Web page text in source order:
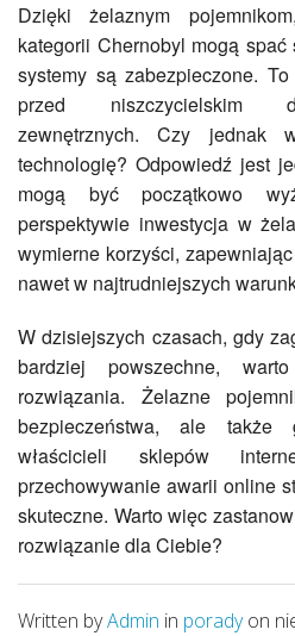
Dzięki żelaznym
kategorii Chernobyl mogą
systemy są zabezpieczone.
przed niszczycielskim
zewnętrznych. Czy jednak
technologię? Odpowiedź jest
mogą być początkowo
perspektywie inwestycja w
wymierne korzyści,
nawet w najtrudniejszych
W dzisiejszych czasach, gdy
bardziej powszechne,
rozwiązania. Żelazne
bezpieczeństwa, ale także
właścicieli sklepów
przechowywanie awarii online
skuteczne. Warto więc
rozwiązanie dla Ciebie?
Written byAdmin in poradyon